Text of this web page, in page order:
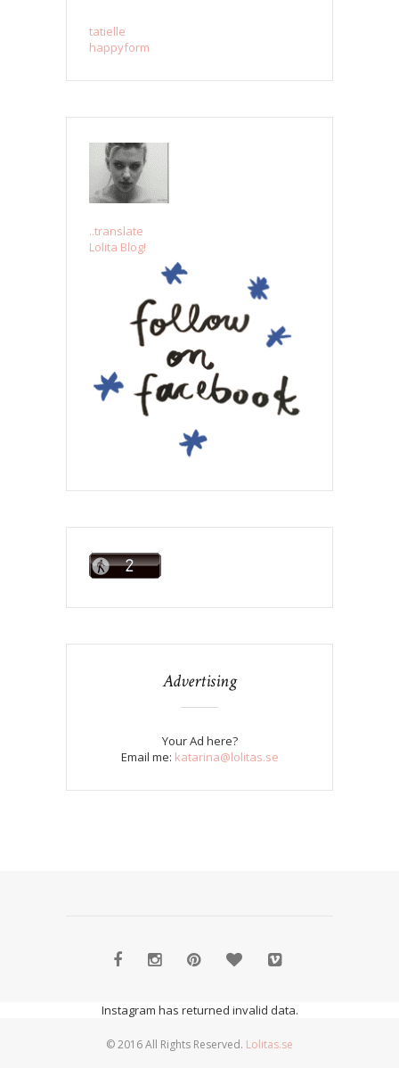
tatielle
happyform
..translate
Lolita Blog!
Advertising
Your Ad here?
Email me: katarina@lolitas.se
Instagram has returned invalid data.
© 2016 All Rights Reserved. Lolitas.se